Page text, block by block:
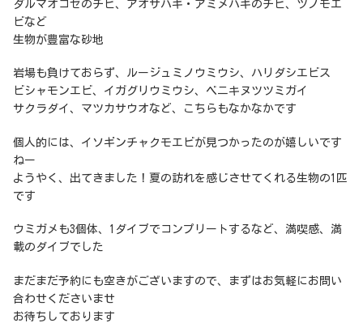
ダルマオコゼのチビ、アオサハギ・アミメハギのチビ、ツノモエ
ビなど
生物が豊富な砂地
岩場も負けておらず、ルージュミノウミウシ、ハリダシエビス
ビシャモンエビ、イガグリウミウシ、ベニキヌツツミガイ
サクラダイ、マツカサウオなど、こちらもなかなかです
個人的には、イソギンチャクモエビが見つかったのが嬉しいです
ねー
ようやく、出てきました！夏の訪れを感じさせてくれる生物の1匹
です
ウミガメも3個体、1ダイブでコンプリートするなど、満喫感、満
載のダイブでした
まだまだ予約にも空きがございますので、まずはお気軽にお問い
合わせくださいませ
お待ちしております